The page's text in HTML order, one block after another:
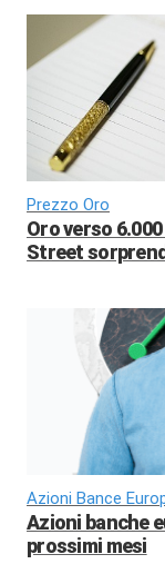
Prezzo Oro
Oro verso
Street
Azioni Bance
Azioni banche
prossimi mesi